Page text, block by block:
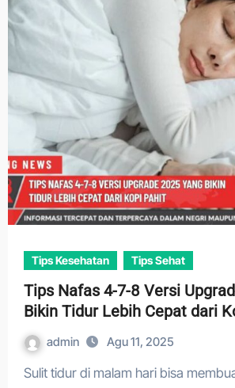
Tips Kesehatan Tips Sehat
Tips Nafas 4-7-8 Versi
Bikin Tidur Lebih Cepat dari
admin Agu 11, 2025
Sulit tidur di malam hari bisa membuat tubuh terasa